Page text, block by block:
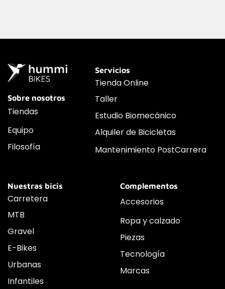
Sobre nosotros
Tiendas
Equipo
Filosofía
Servicios
Tienda Online
Taller
Estudio Biomecánico
Alquiler de Bicicletas
Mantenimiento PostCarrera
Nuestras bicis
Carretera
MTB
Gravel
E-Bikes
Urbanas
Infantiles
Complementos
Accesorios
Ropa y calzado
Piezas
Tecnología
Marcas